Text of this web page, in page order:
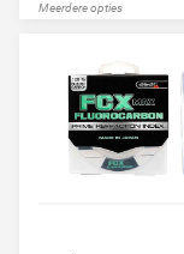
Meerdere opties